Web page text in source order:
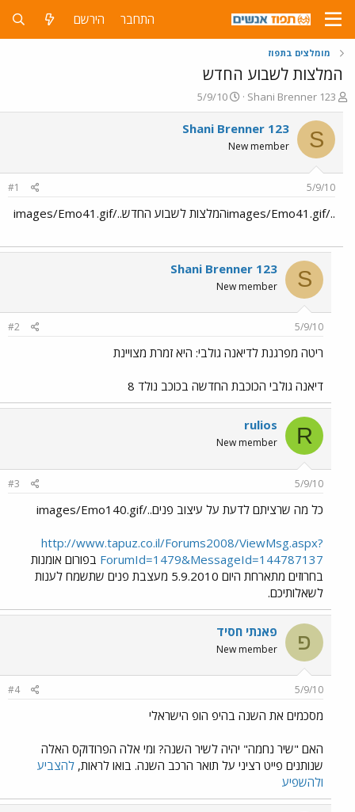
התחבר הירשם
מומלצים בתפוז
המלצות לשבוע החדש
פ
ו
ת
ח
ה
ו
ש
Shani Brenner 123
פ
ו
ר
ר
5/9/10
S
Shani Brenner 123
New member
5/9/10
#1
../images/Emo41.gifהמלצות לשבוע החדש../images/Emo41.gif
S
Shani Brenner 123
New member
5/9/10
#2
ריטה מפרגנת לדיאנה גולבי: היא זמרת מצויינת
דיאנה גולבי הכוכבת החדשה בכוכב נולד 8
R
rulios
New member
5/9/10
#3
כל מה שרציתם לדעת על עיצוב פנים../images/Emo140.gif
http://www.tapuz.co.il/Forums2008/ViewMsg.aspx?
ForumId=1479&MessageId=144787137 בפורום אומנות
בחרוזים מתארחת היום 5.9.2010 מעצבת פנים שתשמח לענות
לשאלותיכם.
פ פאנתי חסיד
New member
5/9/10
#4
מסכמים את השנה בהיפ הופ הישראלי
האם "שיר נחמה" יהיה לשיר השנה? ומי אלה הפרודוקס האלה
שנותנים פייט רציני על תואר הרכב השנה. בואו לראות, להצביע
ולהשפיע